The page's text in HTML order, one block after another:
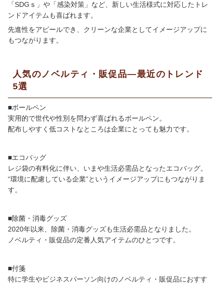
「SDG ｓ」や「感染対策」など、新しい生活様式に対応したトレ
ンドアイテムも喜ばれます。
先進性をアピールでき、クリーンな企業としてイメージアップに
もつながります。
人気のノベルティ・販促品―最近のトレンド
5選
■ボールペン
実用的で世代や性別を問わず喜ばれるボールペン。
配布しやすく低コストなところは企業にとっても魅力です。
■エコバッグ
レジ袋の有料化に伴い、いまや生活必需品となったエコバッグ。
“環境に配慮している企業”というイメージアップにもつながりま
す。
■除菌・消毒グッズ
2020年以来、除菌・消毒グッズも生活必需品となりました。
ノベルティ・販促品の定番人気アイテムのひとつです。
■付箋
特に学生やビジネスパーソン向けのノベルティ・販促品におすす